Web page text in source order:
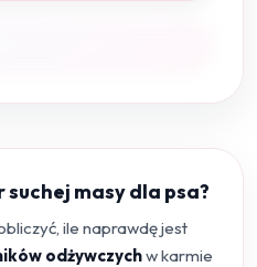
masy dla psa?
ile naprawdę jest
odżywczychw karmie